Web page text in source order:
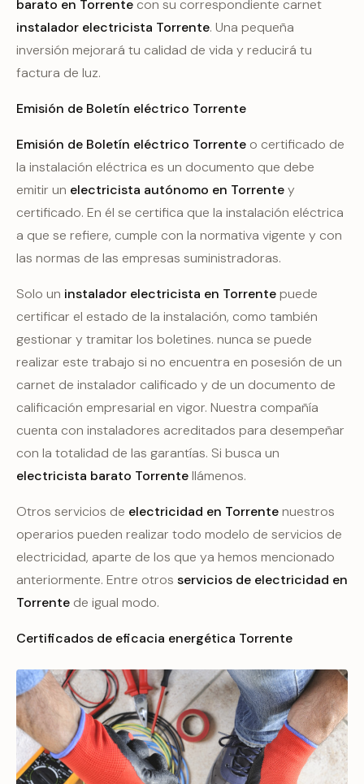
barato en Torrente con su correspondiente carnet
instalador electricista Torrente. Una pequeña
inversión mejorará tu calidad de vida y reducirá tu
factura de luz.
Emisión de Boletín eléctrico Torrente
Emisión de Boletín eléctrico Torrente o certificado de
la instalación eléctrica es un documento que debe
emitir un electricista autónomo en Torrentey
certificado. En él se certifica que la instalación eléctrica
a que se refiere, cumple con la normativa vigente y con
las normas de las empresas suministradoras.
Solo un instalador electricista en Torrentepuede
certificar el estado de la instalación, como también
gestionar y tramitar los boletines. nunca se puede
realizar este trabajo si no encuentra en posesión de un
carnet de instalador calificado y de un documento de
calificación empresarial en vigor. Nuestra compañía
cuenta con instaladores acreditados para desempeñar
con la totalidad de las garantías. Si busca un
electricista barato Torrentellámenos.
Otros servicios de electricidad en Torrentenuestros
operarios pueden realizar todo modelo de servicios de
electricidad, aparte de los que ya hemos mencionado
anteriormente. Entre otros servicios de electricidad en
Torrente de igual modo.
Certificados de eficacia energética Torrente